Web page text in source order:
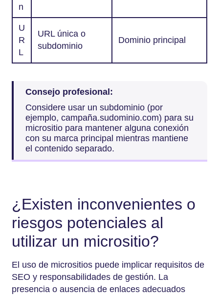
n
U
R
L
URL única o
subdominio
Dominio principal
Consejo profesional:
Considere usar un subdominio (por
ejemplo, campaña.sudominio.com) para su
micrositio para mantener alguna conexión
con su marca principal mientras mantiene
el contenido separado.
¿Existen inconvenientes o
riesgos potenciales al
utilizar un micrositio?
El uso de micrositios puede implicar requisitos de
SEO y responsabilidades de gestión. La
presencia o ausencia de enlaces adecuados